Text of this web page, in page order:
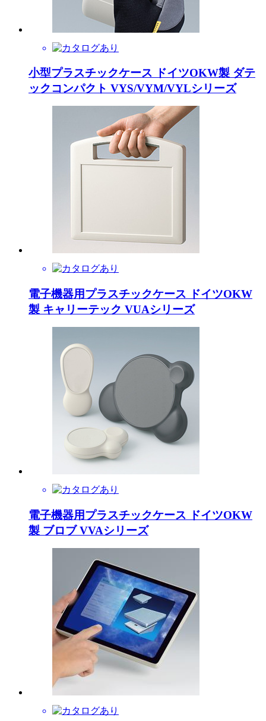
小型プラスチックケース ドイツOKW製 ダテ
ックコンパクト VYS/VYM/VYLシリーズ
電子機器用プラスチックケース ドイツOKW
製 キャリーテック VUAシリーズ
電子機器用プラスチックケース ドイツOKW
製 ブロブ VVAシリーズ